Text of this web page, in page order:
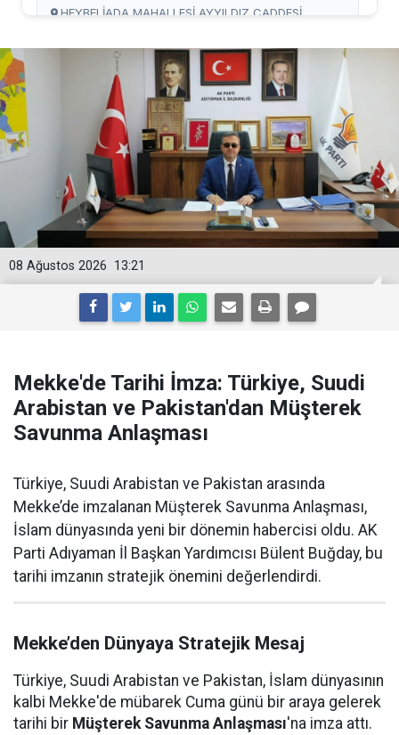
13:21
08 Ağustos 2026
Mekke'de Tarihi İmza: Türkiye, Suudi
Arabistan ve Pakistan'dan Müşterek
Savunma Anlaşması
Türkiye, Suudi Arabistan ve Pakistan arasında
Mekke’de imzalanan Müşterek Savunma Anlaşması,
İslam dünyasında yeni bir dönemin habercisi oldu. AK
Parti Adıyaman İl Başkan Yardımcısı Bülent Buğday, bu
tarihi imzanın stratejik önemini değerlendirdi.
Mekke’den Dünyaya Stratejik Mesaj
Türkiye, Suudi Arabistan ve Pakistan, İslam dünyasının
kalbi Mekke'de mübarek Cuma günü bir araya gelerek
tarihi bir Müşterek Savunma Anlaşması'na imza attı.